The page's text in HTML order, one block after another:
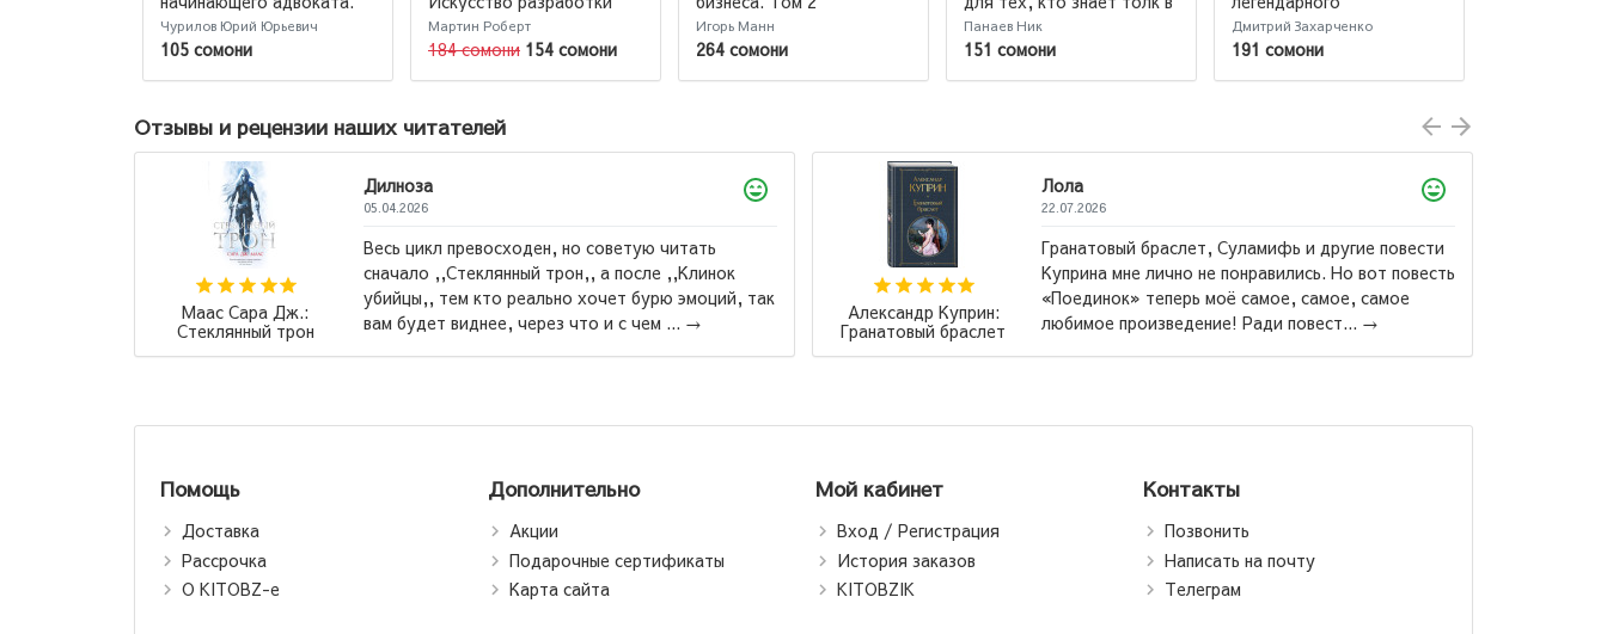
4-е издание, дополненное
и переработанное
Чурилов Юрий Юрьевич
105 сомони
программного
обеспечения
Мартин Роберт
184 сомони 154 сомони
Игорь Манн
264 сомони
еде
Панаев Ник
151 сомони
производителя
Дмитрий Захарченко
191 сомони
Отзывы и рецензии наших читателей
Дилноза
05.04.2026
Весь цикл превосходен, но советую читать
сначало ,,Стеклянный трон,, а после ,,Клинок
убийцы,, тем кто реально хочет бурю эмоций, так
вам будет виднее, через что и с чем ...→
Александр Куприн:
Гранатовый браслет
Лола
22.07.2026
Гранатовый браслет, Суламифь и другие повести
Куприна мне лично не понравились. Но вот повесть
«Поединок» теперь моё самое, самое, самое
любимое произведение! Ради повест...→
Наполеон Хилл: Думай
Помощь
Доставка
Рассрочка
О KITOBZ-е
Дополнительно
Акции
Подарочные сертификаты
Карта сайта
Мой кабинет
Вход / Регистрация
История заказов
KITOBZIK
Контакты
Позвонить
Написать на почту
Телеграм